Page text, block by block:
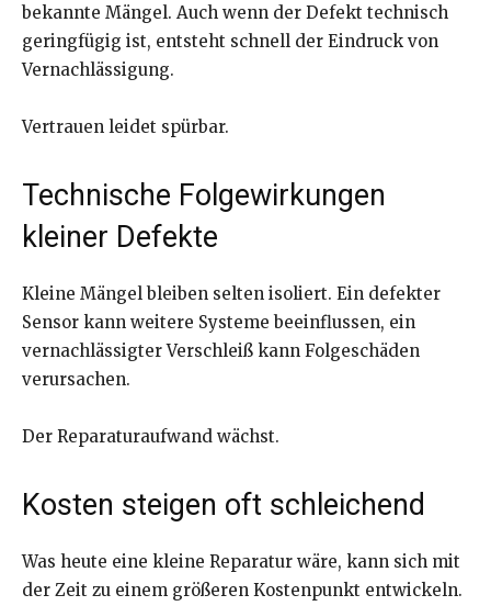
bekannte Mängel. Auch wenn der Defekt technisch
geringfügig ist, entsteht schnell der Eindruck von
Vernachlässigung.
Vertrauen leidet spürbar.
Technische Folgewirkungen
kleiner Defekte
Kleine Mängel bleiben selten isoliert. Ein defekter
Sensor kann weitere Systeme beeinflussen, ein
vernachlässigter Verschleiß kann Folgeschäden
verursachen.
Der Reparaturaufwand wächst.
Kosten steigen oft schleichend
Was heute eine kleine Reparatur wäre, kann sich mit
der Zeit zu einem größeren Kostenpunkt entwickeln.